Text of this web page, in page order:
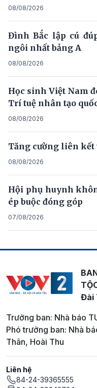
08/08/2026
Đình Bắc lập cú
ngôi nhất bảng A
08/08/2026
Học sinh Việt Nam
Trí tuệ nhân tạo
08/08/2026
Tăng cường liên kết
08/08/2026
Hội phụ huynh
ép buộc đóng góp
07/08/2026
Đài
Trưởng ban: Nhà báo
Phó trưởng ban: Nhà
Thân, Hoài Thu
Liên hệ
84-24-39365555